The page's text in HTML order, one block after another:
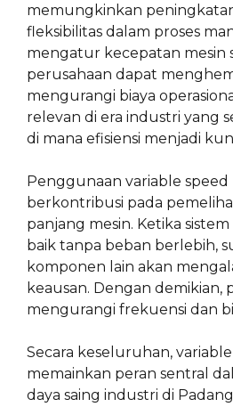
memungkinkan
fleksibilitas dalam proses
mengatur kecepatan mesin
perusahaan dapat
mengurangi biaya
relevan di era industri yang
di mana efisiensi menjadi
Penggunaan variable
berkontribusi pada
panjang mesin. Ketika
baik tanpa beban berlebih,
komponen lain akan
keausan. Dengan demikian,
mengurangi frekuensi dan
Secara keseluruhan,
memainkan peran sentral
daya saing industri di